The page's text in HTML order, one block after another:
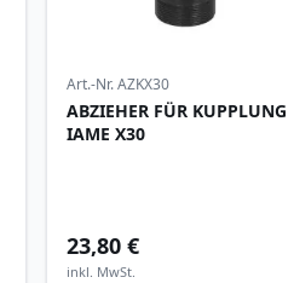
Art.-Nr.AZKX30
ABZIEHER FÜR KUPPLUNG
IAME X30
23,80 €
inkl. MwSt.